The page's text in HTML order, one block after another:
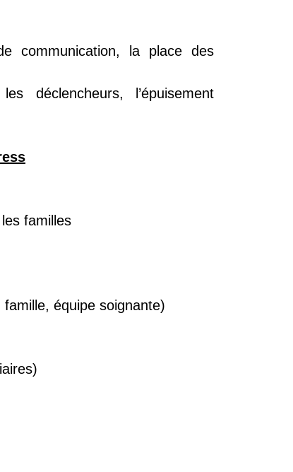
communication, la place des
déclencheurs, l’épuisement
familles
équipe soignante)